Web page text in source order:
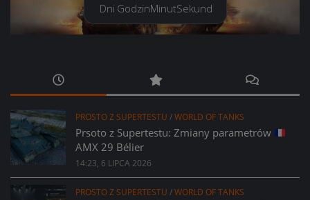
Dni GodzinMinutSekund
PROSTO Z SUPERTESTU /WORLD OF TANKS
Prsoto z Supertestu: Zmiany parametrów
AMX 29 Bélier
14:23, 6 LIPCA 2026
PROSTO Z SUPERTESTU /WORLD OF TANKS